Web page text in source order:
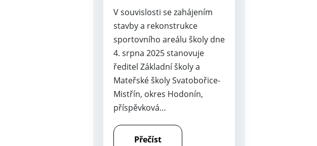
V souvislosti se zahájením
stavby a rekonstrukce
sportovního areálu školy dne
4. srpna 2025 stanovuje
ředitel Základní školy a
Mateřské školy Svatobořice-
Mistřín, okres Hodonín,
příspěvková…
Přečíst